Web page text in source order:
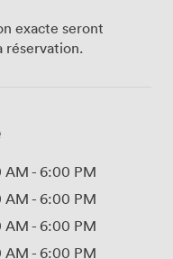
exacte seront
réservation.
AM- 6:00 PM
AM- 6:00 PM
AM- 6:00 PM
AM- 6:00 PM